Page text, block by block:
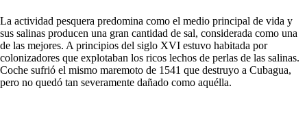
La actividad pesquera predomina como el medio principal de vida y
sus salinas producen una gran cantidad de sal, considerada como una
de las mejores. A principios del siglo XVI estuvo habitada por
colonizadores que explotaban los ricos lechos de perlas de las salinas.
Coche sufrió el mismo maremoto de 1541 que destruyo a Cubagua,
pero no quedó tan severamente dañado como aquélla.